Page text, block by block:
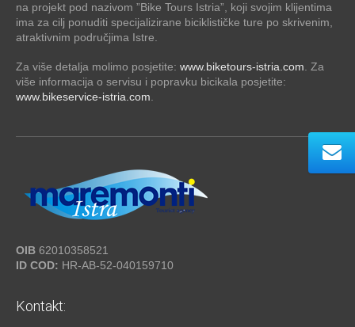
na projekt pod nazivom ”Bike Tours Istria”, koji svojim klijentima
ima za cilj ponuditi specijalizirane biciklističke ture po skrivenim,
atraktivnim područjima Istre.
Za više detalja molimo posjetite: www.biketours-istria.com. Za
više informacija o servisu i popravku bicikala posjetite:
www.bikeservice-istria.com.
OIB 62010358521
ID COD: HR-AB-52-040159710
Kontakt: